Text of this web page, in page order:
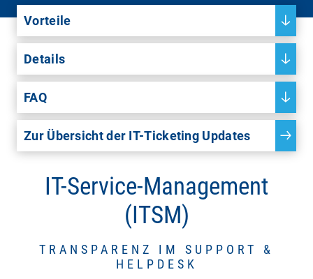
Vorteile
Details
FAQ
Zur Übersicht der IT-Ticketing Updates
IT-Service-Management
(ITSM)
TRANSPARENZ IM SUPPORT &
HELPDESK